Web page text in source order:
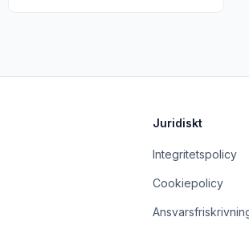
Juridiskt
Integritetspolicy
Cookiepolicy